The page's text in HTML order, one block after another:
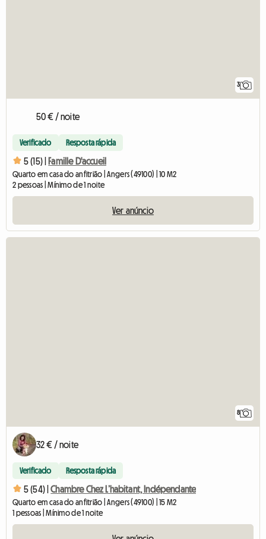
3
50 € / noite
Verificado Resposta rápida
5 (15) | Famille D'accueil
Quarto em casa do anfitrião | Angers (49100) | 10 M2
2 pessoas | Mínimo de 1 noite
Ver anúncio
8
32 € / noite
Verificado Resposta rápida
5 (54) | Chambre Chez L’habitant, Indépendante
Quarto em casa do anfitrião | Angers (49100) | 15 M2
1 pessoas | Mínimo de 1 noite